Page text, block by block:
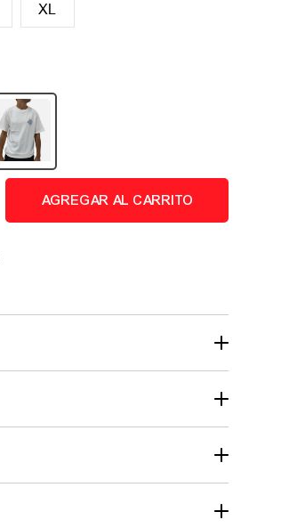
XL
AGREGAR AL CARRITO